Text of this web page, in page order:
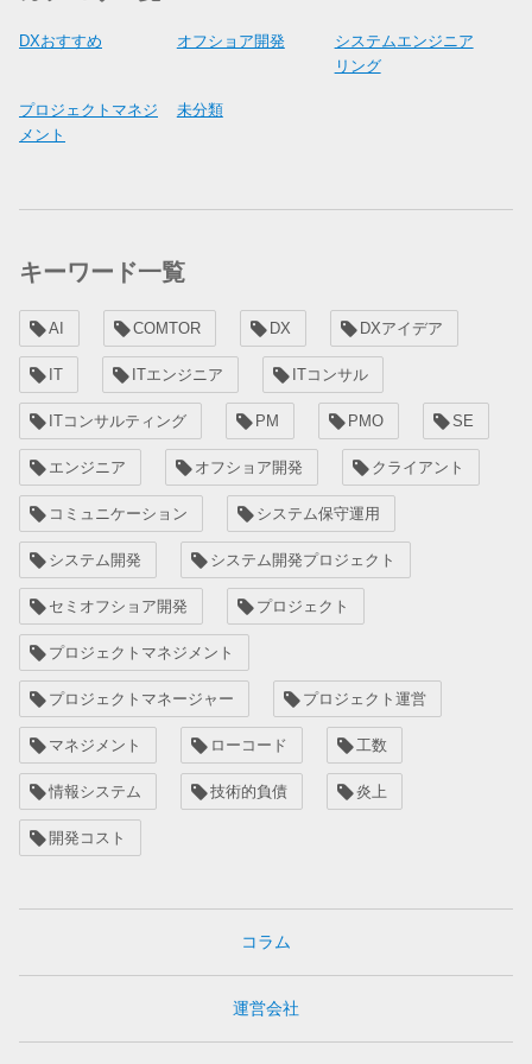
DXおすすめ オフショア開発
システムエンジニア
リング
プロジェクトマネジ
メント
未分類
キーワード一覧
AI COMTOR DX DXアイデア
IT ITエンジニア ITコンサル
ITコンサルティング PM PMO SE
エンジニア オフショア開発 クライアント
コミュニケーション システム保守運用
システム開発 システム開発プロジェクト
セミオフショア開発 プロジェクト
プロジェクトマネジメント
プロジェクトマネージャー プロジェクト運営
マネジメント ローコード 工数
情報システム 技術的負債 炎上
開発コスト
コラム
運営会社